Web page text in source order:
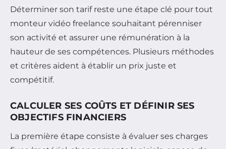
Déterminer son tarif reste une étape clé pour tout
monteur vidéo freelance souhaitant pérenniser
son activité et assurer une rémunération à la
hauteur de ses compétences. Plusieurs méthodes
et critères aident à établir un prix juste et
compétitif.
CALCULER SES COÛTS ET DÉFINIR SES
OBJECTIFS FINANCIERS
La première étape consiste à évaluer ses charges